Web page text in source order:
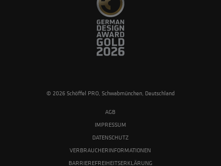
© 2026 Schöffel PRO, Schwabmünchen, Deutschland
AGB
IMPRESSUM
DATENSCHUTZ
VERBRAUCHERINFORMATIONEN
BARRIEREFREIHEITSERKLÄRUNG